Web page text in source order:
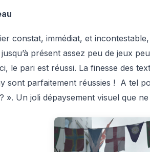
constat, immédiat, et
présent assez peu de jeux
le pari est réussi. La finesse des
sont parfaitement réussies ! A tel
». Un joli dépaysement visuel que